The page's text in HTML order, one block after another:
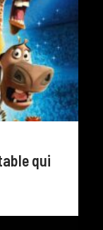
qui